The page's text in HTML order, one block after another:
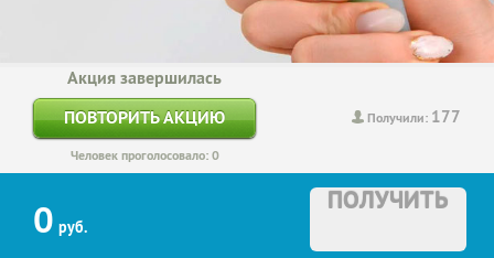
Получили: 177
Акция завершилась
ПОВТОРИТЬ АКЦИЮ
Человек проголосовало: 0
0 руб.
ПОЛУЧИТЬ